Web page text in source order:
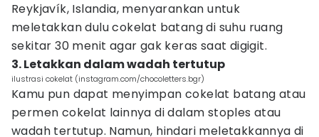
Reykjavík, Islandia, menyarankan untuk
meletakkan dulu cokelat batang di suhu ruang
sekitar 30 menit agar gak keras saat digigit.
3. Letakkan dalam wadah tertutup
ilustrasi cokelat (instagram.com/chocoletters.bgr)
Kamu pun dapat menyimpan cokelat batang atau
permen cokelat lainnya di dalam stoples atau
wadah tertutup. Namun, hindari meletakkannya di